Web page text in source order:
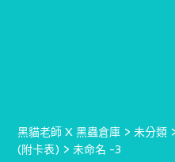
黑貓老師 X 黑蟲倉庫 >未分類
(附卡表) >未命名 -3